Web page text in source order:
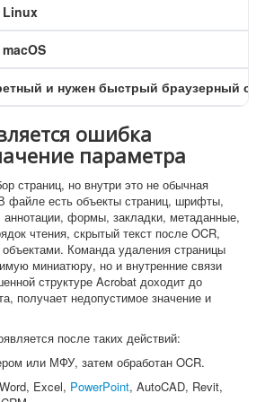
Linux
и нужен быстрый браузерный
ошибка
параметра
страниц, но внутри это не обычная
файле есть объекты страниц, шрифты,
аннотации, формы, закладки, метаданные,
чтения, скрытый текст после OCR,
Команда удаления страницы
миниатюру, но и внутренние связи
структуре Acrobat доходит до
получает недопустимое значение и
после таких действий:
или МФУ, затем обработан OCR.
Excel, PowerPoint, AutoCAD, Revit,